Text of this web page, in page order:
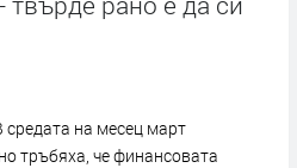
на месец март
тръбяха, че финансовата